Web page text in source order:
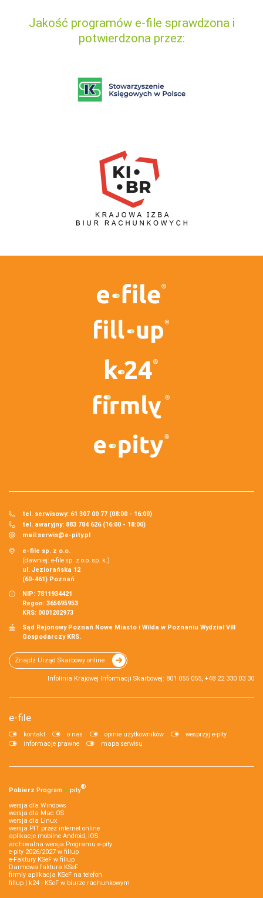
Jakość programów e-file sprawdzona i
potwierdzona przez:
tel. serwisowy: 61 307 00 77 (08:00 - 16:00)
tel. awaryjny: 883 784 626 (16:00 - 18:00)
mail:serwis@e-pity.pl
e-file sp. z o.o.
(dawniej: e-file sp. z o.o. sp. k.)
ul. Jeziorańska 12
(60-461) Poznań
NIP: 7811934421
Regon: 365695953
KRS: 0001202973
Sąd Rejonowy Poznań Nowe Miasto i Wilda w Poznaniu Wydział VIII
Gospodarczy KRS.
Znajdź Urząd Skarbowy online
Infolinia Krajowej Informacji Skarbowej: 801 055 055, +48 22 330 03 30
e-file
kontakt o nas opinie użytkowników
wesprzyj e-pity
informacje prawne
mapa serwisu
Pobierz Program e‑pity®
wersja dla Windows
wersja dla Mac OS
wersja dla Linux
wersja PIT przez internet online
aplikacje mobilne Android, iOS
archiwalna wersja Programu e-pity
e-pity 2026/2027 w fillup
e‑Faktury KSeF w fillup
Darmowa faktura KSeF
firmly aplikacja KSeF na telefon
fillup | k24 - KSeF w biurze rachunkowym